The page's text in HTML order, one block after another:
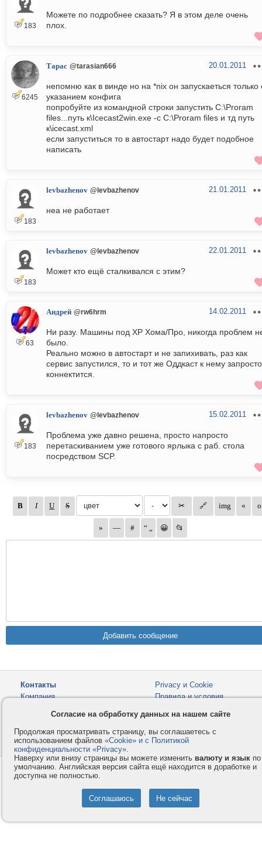
183
Можете по подробнее сказать? Я в этом деле очень
плох.
6245
Тарас @tarasian666 20.01.2011
непомню как в винде но на *nix он запускаеться только
указанием конфига
попробуйте из командной строки запустить C:\Proram
files...путь к\Icecast2win.exe -с C:\Proram files и тд путь
к\icecast.xml
если запуститься то в автостарт надо будет подобное
написать
183
levbazhenov @levbazhenov 21.01.2011
неа не работает
183
levbazhenov @levbazhenov 22.01.2011
Может кто ещё сталкивался с этим?
63
Андрей @rw6hrm 14.02.2011
Ни разу. Машины под ХР Хома/Про, никогда проблем
было.
Реально можно в автостарт и не запихивать, раз как
сервис запустился, то и тот же Оддкаст к нему запросто
коннектится.
183
levbazhenov @levbazhenov 15.02.2011
Проблема уже давно решена, просто напросто
перетаскиванием уже готового ярлыка с раб. стола
посредством SCP.
Контакты
Компания
Privacy и Cookie
Правила и условия
Помощь
© 2008-2026VMESTE.EU - Все права защищены.
Согласие на обработку данных на нашем сайте
Продолжая просматривать страницу, вы соглашаетесь с
использованием файлов «Cookie» и с Политикой
конфиденциальности «Privacy».
Наверху или внизу страницы вы можете изменить валюту и язык по
умолчанию. Английская версия сайта ещё находится в доработке и
доступна не полностью.